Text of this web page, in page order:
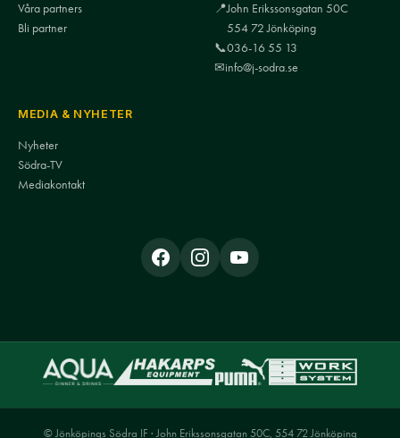
Våra partners
Bli partner
📍John Erikssonsgatan 50C
554 72 Jönköping
📞036-16 55 13
✉info@j-sodra.se
MEDIA & NYHETER
Nyheter
Södra-TV
Mediakontakt
© Jönköpings Södra IF · John Erikssonsgatan 50C, 554 72 Jönköping